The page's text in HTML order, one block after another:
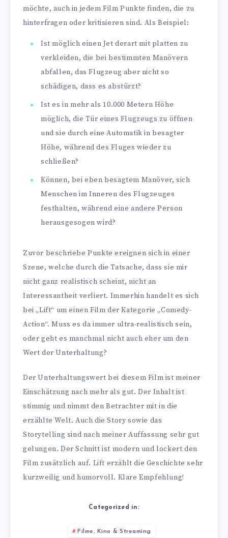
möchte, auch in jedem Film Punkte finden, die zu
hinterfragen oder kritisieren sind. Als Beispiel:
Ist möglich einen Jet derart mit platten zu
verkleiden, die bei bestimmten Manövern
abfallen, das Flugzeug aber nicht so
schädigen, dass es abstürzt?
Ist es in mehr als 10.000 Metern Höhe
möglich, die Tür eines Flugzeugs zu öffnen
und sie durch eine Automatik in besagter
Höhe, während des Fluges wieder zu
schließen?
Können, bei eben besagtem Manöver, sich
Menschen im Inneren des Flugzeuges
festhalten, während eine andere Person
herausgesogen wird?
Zuvor beschriebe Punkte ereignen sich in einer
Szene, welche durch die Tatsache, dass sie mir
nicht ganz realistisch scheint, nicht an
Interessantheit verliert. Immerhin handelt es sich
bei „Lift“ um einen Film der Kategorie „Comedy-
Action“. Muss es da immer ultra-realistisch sein,
oder geht es manchmal nicht auch eher um den
Wert der Unterhaltung?
Der Unterhaltungswert bei diesem Film ist meiner
Einschätzung nach mehr als gut. Der Inhalt ist
stimmig und nimmt den Betrachter mit in die
erzählte Welt. Auch die Story sowie das
Storytelling sind nach meiner Auffassung sehr gut
gelungen. Der Schnitt ist modern und lockert den
Film zusätzlich auf. Lift erzählt die Geschichte sehr
kurzweilig und humorvoll. Klare Empfehlung!
Categorized in:
Filme, Kino & Streaming